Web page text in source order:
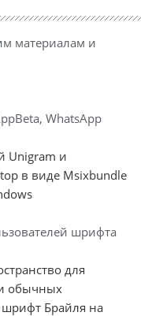
материалам и
WhatsApp
Unigram и
в виде Msixbundle
шрифта
для
обычных
Брайля на